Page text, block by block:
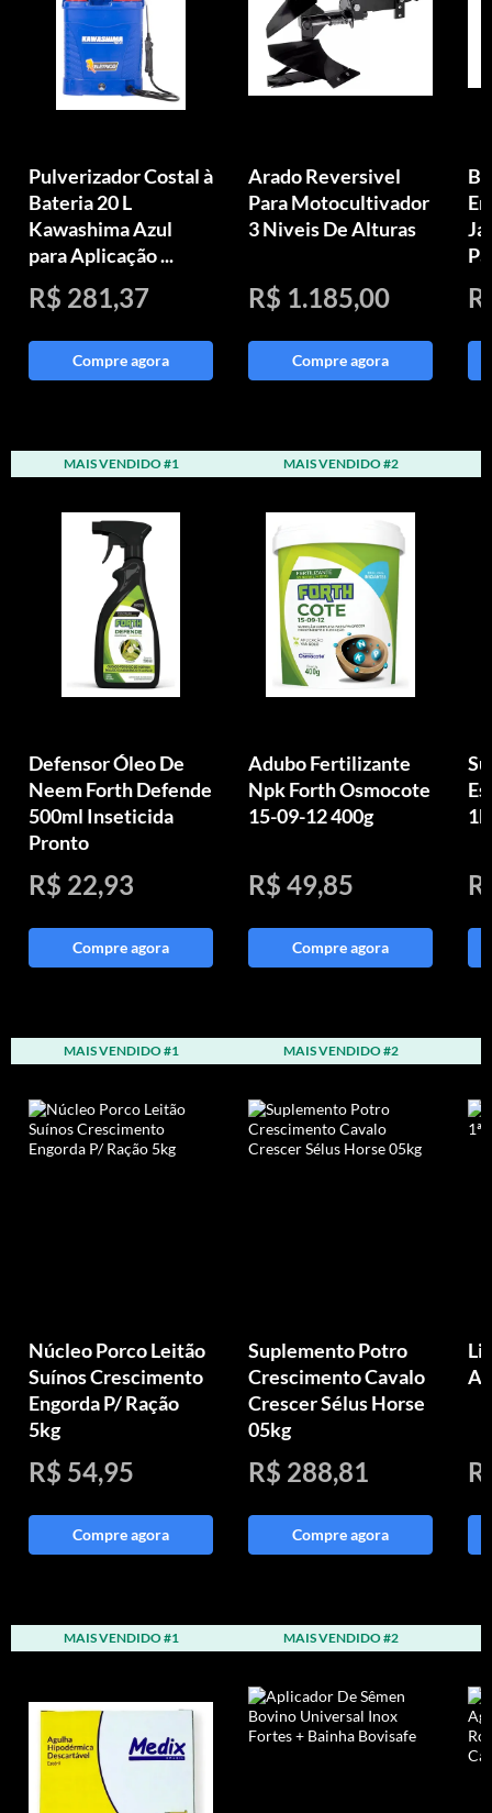
Pulverizador Costal à
Bateria 20 L
Kawashima Azul
para Aplicação ...
R$ 281,37
Compre agora
Arado Reversivel
Para Motocultivador
3 Niveis De Alturas
R$ 1.185,00
Compre agora
MAIS VENDIDO #1
Defensor Óleo De
Neem Forth Defende
500ml Inseticida
Pronto
R$ 22,93
Compre agora
MAIS VENDIDO #2
Adubo Fertilizante
Npk Forth Osmocote
15-09-12 400g
R$ 49,85
Compre agora
MAIS VENDIDO #1
Núcleo Porco Leitão
Suínos Crescimento
Engorda P/ Ração
5kg
R$ 54,95
Compre agora
MAIS VENDIDO #2
Suplemento Potro
Crescimento Cavalo
Crescer Sélus Horse
05kg
R$ 288,81
Compre agora
MAIS VENDIDO #1 MAIS VENDIDO #2